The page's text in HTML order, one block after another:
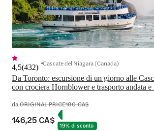
Da Toronto: escursione di un giorno alle
con crociera Hornblower e trasporto andata
4,5(432) Cascate del Niagara (Canada)
daORIGINAL PRICE180 CA$
146,25 CA$ 19% di sconto